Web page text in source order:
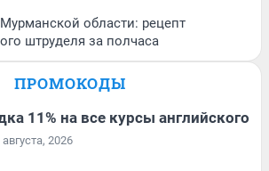
области: рецепт
штруделя за полчаса
ПРОМОКОДЫ
11% на все курсы английского
2026